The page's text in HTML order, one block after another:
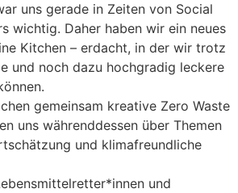
uns gerade in Zeiten von Social
wichtig. Daher haben wir ein neues
Kitchen – erdacht, in der wir trotz
und noch dazu hochgradig leckere
gemeinsam kreative Zero Waste
uns währenddessen über Themen
und klimafreundliche
und